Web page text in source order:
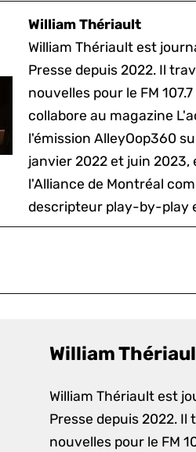
William Thériault
William Thériault est
Presse depuis 2022. Il
nouvelles pour le FM
collabore au magazine
l'émission AlleyOop360
janvier 2022 et juin 2023,
l'Alliance de Montréal
descripteur play-by-play
William
William Thériault est
Presse depuis 2022. Il
nouvelles pour le FM